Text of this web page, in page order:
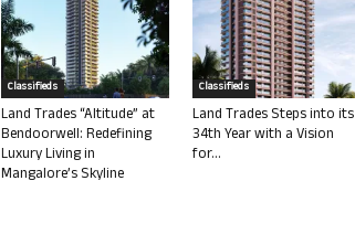
Classifieds
Land Trades “Altitude” at
Bendoorwell: Redefining
Luxury Living in
Mangalore’s Skyline
Classifieds
Land Trades Steps into its
34th Year with a Vision
for...